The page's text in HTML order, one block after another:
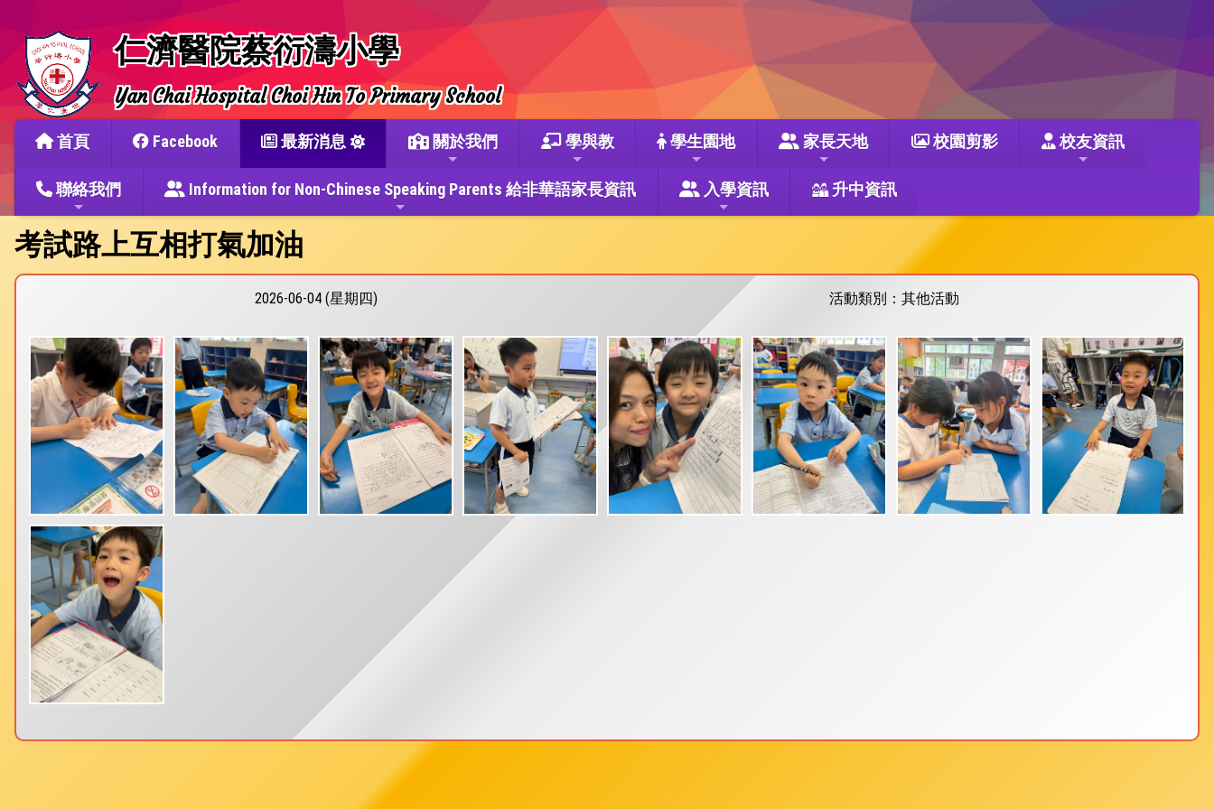
仁濟醫院蔡衍濤小學
Yan Chai Hospital Choi Hin To Primary School
首頁 Facebook 最新消息 關於我們 學與教 學生園地 家長天地 校園剪影 校友資訊
聯絡我們 Information for Non-Chinese Speaking Parents 給非華語家長資訊 入學資訊 升中資訊
考試路上互相打氣加油
2026-06-04 (星期四) 活動類別：其他活動